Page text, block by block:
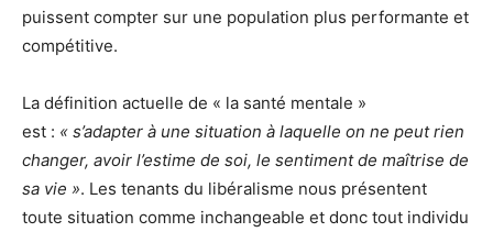
puissent compter sur une population plus performante et
compétitive.
La définition actuelle de « la santé mentale »
est : « s’adapter à une situation à laquelle on ne peut rien
changer, avoir l’estime de soi, le sentiment de maîtrise de
sa vie ». Les tenants du libéralisme nous présentent
toute situation comme inchangeable et donc tout individu